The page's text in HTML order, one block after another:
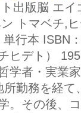
出版脳 エ
トマベチ,
行本 ISBN
ヒデト）
学者・実業
勤務を経
。その後、